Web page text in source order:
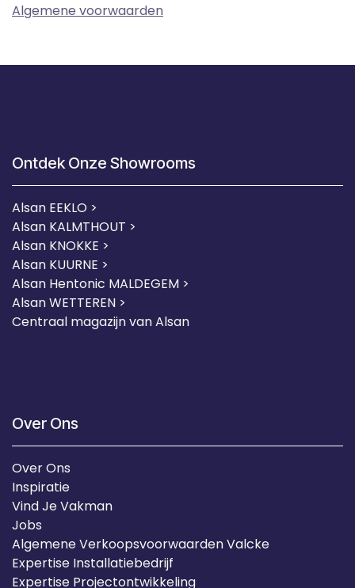
Algemene voorwaarden
Ontdek Onze Showrooms
Alsan EEKLO >
Alsan KALMTHOUT >
Alsan KNOKKE >
Alsan KUURNE >
Alsan Hentonic MALDEGEM >
Alsan WETTEREN >
Centraal magazijn van Alsan
Over Ons
Over Ons
Inspiratie
Vind Je Vakman
Jobs
Algemene Verkoopsvoorwaarden Valcke
Expertise Installatiebedrijf
Expertise Projectontwikkeling